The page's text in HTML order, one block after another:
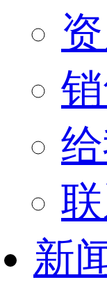
新